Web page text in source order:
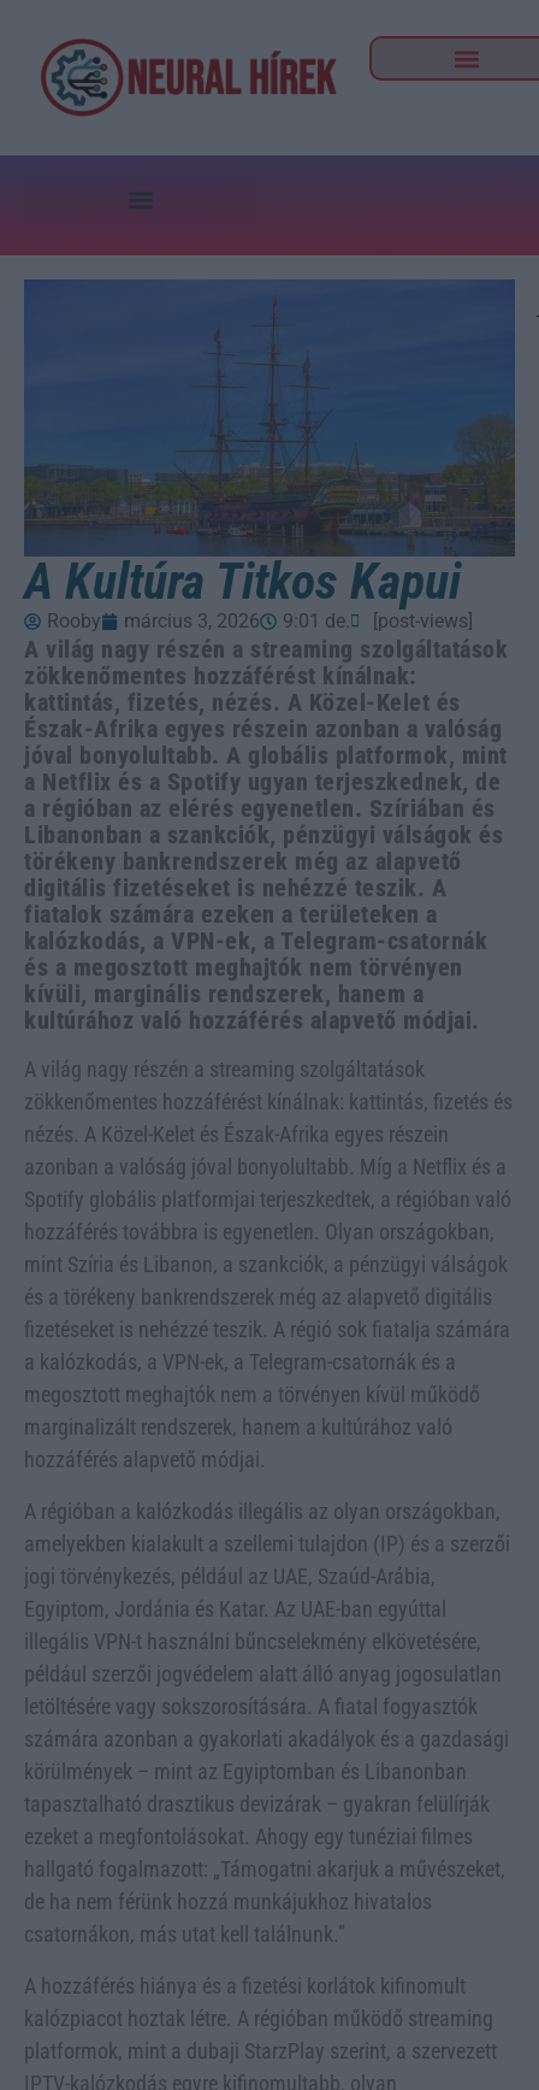
A Kultúra Titkos Kapui
Rooby március 3, 2026 9:01 de. [post-views]
A világ nagy részén a streaming szolgáltatások
zökkenőmentes hozzáférést kínálnak:
kattintás, fizetés, nézés. A Közel-Kelet és
Észak-Afrika egyes részein azonban a valóság
jóval bonyolultabb. A globális platformok, mint
a Netflix és a Spotify ugyan terjeszkednek, de
a régióban az elérés egyenetlen. Szíriában és
Libanonban a szankciók, pénzügyi válságok és
törékeny bankrendszerek még az alapvető
digitális fizetéseket is nehézzé teszik. A
fiatalok számára ezeken a területeken a
kalózkodás, a VPN-ek, a Telegram-csatornák
és a megosztott meghajtók nem törvényen
kívüli, marginális rendszerek, hanem a
kultúrához való hozzáférés alapvető módjai.
A világ nagy részén a streaming szolgáltatások
zökkenőmentes hozzáférést kínálnak: kattintás, fizetés és
nézés. A Közel-Kelet és Észak-Afrika egyes részein
azonban a valóság jóval bonyolultabb. Míg a Netflix és a
Spotify globális platformjai terjeszkedtek, a régióban való
hozzáférés továbbra is egyenetlen. Olyan országokban,
mint Szíria és Libanon, a szankciók, a pénzügyi válságok
és a törékeny bankrendszerek még az alapvető digitális
fizetéseket is nehézzé teszik. A régió sok fiatalja számára
a kalózkodás, a VPN-ek, a Telegram-csatornák és a
megosztott meghajtók nem a törvényen kívül működő
marginalizált rendszerek, hanem a kultúrához való
hozzáférés alapvető módjai.
A régióban a kalózkodás illegális az olyan országokban,
amelyekben kialakult a szellemi tulajdon (IP) és a szerzői
jogi törvénykezés, például az UAE, Szaúd-Arábia,
Egyiptom, Jordánia és Katar. Az UAE-ban egyúttal
illegális VPN-t használni bűncselekmény elkövetésére,
például szerzői jogvédelem alatt álló anyag jogosulatlan
letöltésére vagy sokszorosítására. A fiatal fogyasztók
számára azonban a gyakorlati akadályok és a gazdasági
körülmények – mint az Egyiptomban és Libanonban
tapasztalható drasztikus devizárak – gyakran felülírják
ezeket a megfontolásokat. Ahogy egy tunéziai filmes
hallgató fogalmazott: „Támogatni akarjuk a művészeket,
de ha nem férünk hozzá munkájukhoz hivatalos
csatornákon, más utat kell találnunk.”
A hozzáférés hiánya és a fizetési korlátok kifinomult
kalózpiacot hoztak létre. A régióban működő streaming
platformok, mint a dubaji StarzPlay szerint, a szervezett
IPTV-kalózkodás egyre kifinomultabb, olyan